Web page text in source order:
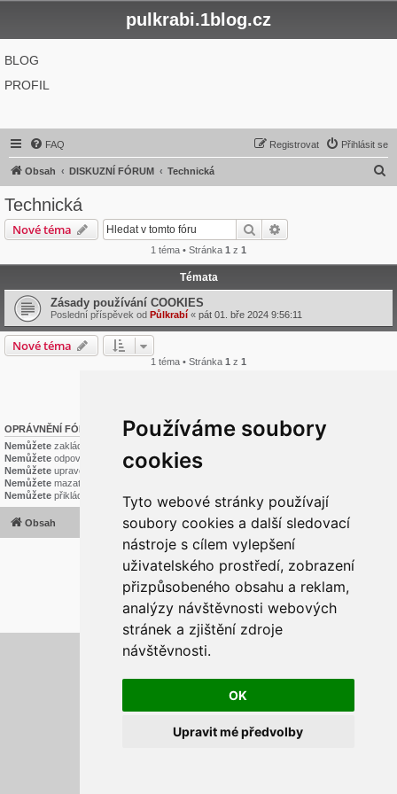
Používáme soubory
cookies
Tyto webové stránky používají
soubory cookies a další sledovací
nástroje s cílem vylepšení
uživatelského prostředí, zobrazení
přizpůsobeného obsahu a reklam,
analýzy návštěvnosti webových
stránek a zjištění zdroje
návštěvnosti.
OK
Upravit mé předvolby
pulkrabi.1blog.cz
BLOG
PROFIL
FAQ Přihlásit se
Registrovat
Obsah DISKUZNÍ FÓRUM Technická
Technická
Nové téma Hledat
1 téma • Stránka 1 z 1
Témata
Zásady používání COOKIES
Poslední příspěvek od Půlkrabí « pát 01. bře 2024 9:56:11
Nové téma
1 téma • Stránka 1 z 1
OPRÁVNĚNÍ FÓRA
Nemůžete zakládat nová témata v tomto fóru
Nemůžete odpovídat v tomto fóru
Nemůžete upravovat své příspěvky v tomto fóru
Nemůžete mazat své příspěvky v tomto fóru
Nemůžete přikládat soubory v tomto fóru
Obsah Všechny časy jsou vUTC+02:00
2020 © ASTRA - CZ s.r.o.
Založeno naphpBB® Forum Software © phpBB Limited
Český překlad – phpBB.cz
Optimized by:
phpBB SEO
Soukromí | Podmínky
Aktualizujte předvolby souborů cookies